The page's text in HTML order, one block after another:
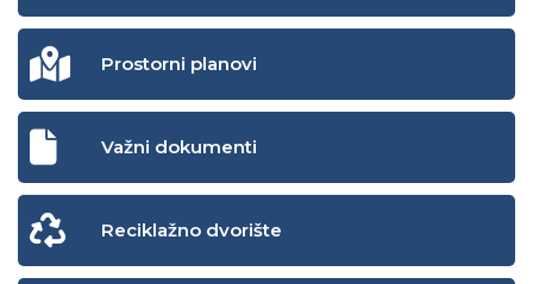
Prostorni planovi
Važni dokumenti
Reciklažno dvorište